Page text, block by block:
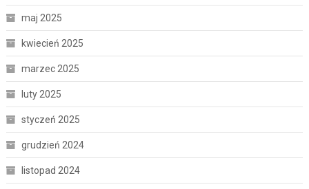
maj 2025
kwiecień 2025
marzec 2025
luty 2025
styczeń 2025
grudzień 2024
listopad 2024